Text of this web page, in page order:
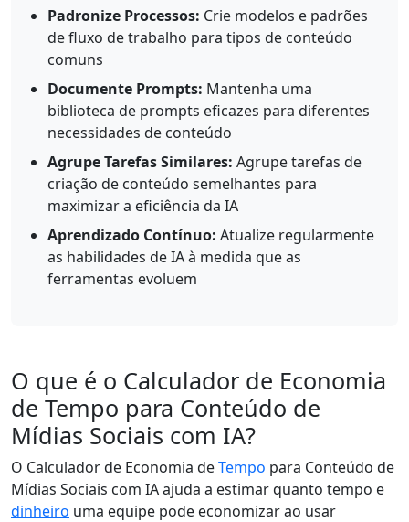
Padronize Processos: Crie modelos e padrões
de fluxo de trabalho para tipos de conteúdo
comuns
Documente Prompts: Mantenha uma
biblioteca de prompts eficazes para diferentes
necessidades de conteúdo
Agrupe Tarefas Similares: Agrupe tarefas de
criação de conteúdo semelhantes para
maximizar a eficiência da IA
Aprendizado Contínuo: Atualize regularmente
as habilidades de IA à medida que as
ferramentas evoluem
O que é o Calculador de Economia
de Tempo para Conteúdo de
Mídias Sociais com IA?
O Calculador de Economia deTempo para Conteúdo de
Mídias Sociais com IA ajuda a estimar quanto tempo e
dinheiro uma equipe pode economizar ao usar